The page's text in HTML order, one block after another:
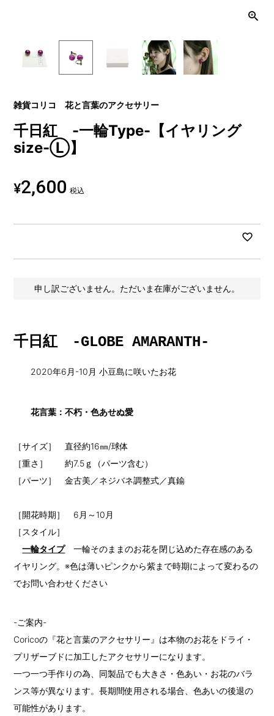
雑貨コリコ 花と言葉のアクセサリー
千日紅 -一輪Type-【イヤリング
size-Ⓛ】
¥2,600 税込
申し訳ございません。ただいま在庫がございません。
千日紅 -GLOBE AMARANTH-
2020年6月-10月 小豆島に咲いたお花
花言葉：不朽・色あせぬ愛
［サイズ］ 直径約16㎜/球体
［重さ］ 約7.5ｇ（パーツ含む）
［パーツ］ 金古美／ネジバネ調整式／真鍮
［開花時期］ 6月～10月
［スタイル］
一輪タイプ一輪そのままのお花を閉じ込めた存在感のある
イヤリング。※色は薄いピンクから紫まで時期によって変わるの
でお問い合わせください
-ご案内-
Coricoの『花と言葉のアクセサリー』は本物のお花をドライ・
プリザーブドに加工したアクセサリーになります。
一つ一つ手作りの為、同製品でも大きさ・色あい・お花のバラ
ンス等が異なります。長期間使用される場合、色あいの後退の
可能性があります。